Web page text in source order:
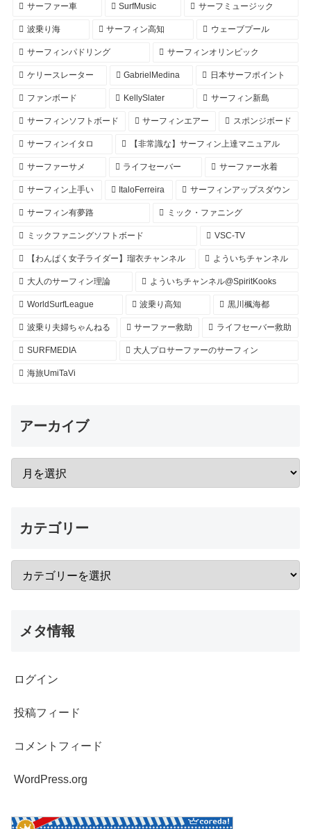
サーファー車 SurfMusic サーフミュージック
波乗り海 サーフィン高知 ウェーブプール
サーフィンパドリング サーフィンオリンピック
ケリースレーター GabrielMedina 日本サーフポイント
ファンボード KellySlater サーフィン新島
サーフィンソフトボード サーフィンエアー スポンジボード
サーフィンイタロ 【非常識な】サーフィン上達マニュアル
サーファーサメ ライフセーバー サーファー水着
サーフィン上手い ItaloFerreira サーフィンアップスダウン
サーフィン有夢路 ミック・ファニング
ミックファニングソフトボード VSC-TV
【わんぱく女子ライダー】瑠衣チャンネル よういちチャンネル
大人のサーフィン理論 よういちチャンネル@SpiritKooks
WorldSurfLeague 波乗り高知 黒川楓海都
波乗り夫婦ちゃんねる サーファー救助 ライフセーバー救助
SURFMEDIA 大人プロサーファーのサーフィン
海旅UmiTaVi
アーカイブ
カテゴリー
メタ情報
ログイン
投稿フィード
コメントフィード
WordPress.org